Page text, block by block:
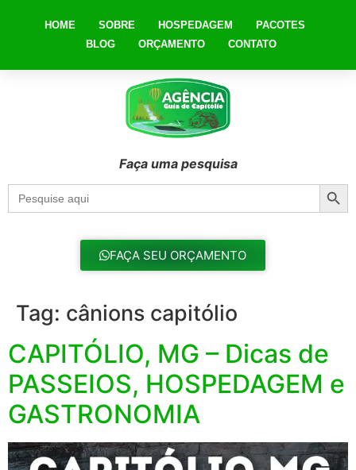
HOME SOBRE HOSPEDAGEM
PACOTES
BLOG
ORÇAMENTO CONTATO
Faça uma pesquisa
Search
for:
FAÇA SEU ORÇAMENTO
Tag: cânions capitólio
CAPITÓLIO, MG – Dicas de
PASSEIOS, HOSPEDAGEM e
GASTRONOMIA